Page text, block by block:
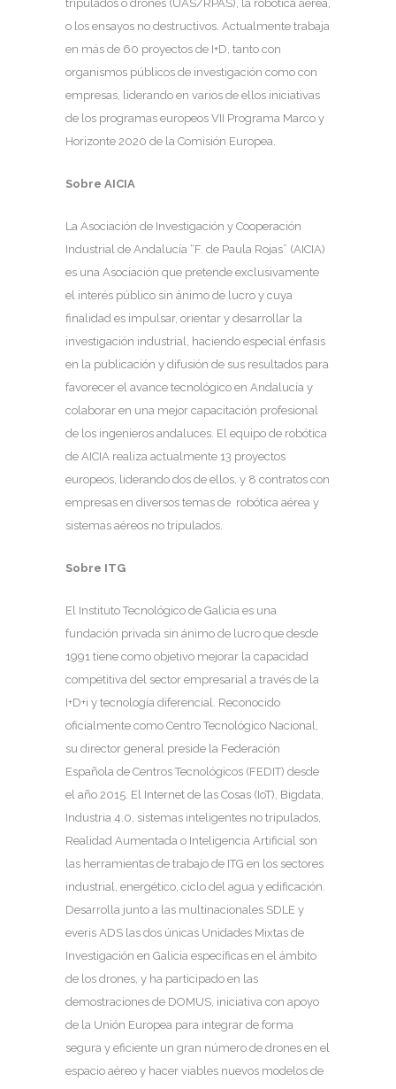
tripulados o drones (UAS/RPAS), la robótica aérea,
o los ensayos no destructivos. Actualmente trabaja
en más de 60 proyectos de I+D, tanto con
organismos públicos de investigación como con
empresas, liderando en varios de ellos iniciativas
de los programas europeos VII Programa Marco y
Horizonte 2020 de la Comisión Europea.
Sobre AICIA
La Asociación de Investigación y Cooperación
Industrial de Andalucía “F. de Paula Rojas” (AICIA)
es una Asociación que pretende exclusivamente
el interés público sin ánimo de lucro y cuya
finalidad es impulsar, orientar y desarrollar la
investigación industrial, haciendo especial énfasis
en la publicación y difusión de sus resultados para
favorecer el avance tecnológico en Andalucía y
colaborar en una mejor capacitación profesional
de los ingenieros andaluces. El equipo de robótica
de AICIA realiza actualmente 13 proyectos
europeos, liderando dos de ellos, y 8 contratos con
empresas en diversos temas de robótica aérea y
sistemas aéreos no tripulados.
Sobre ITG
El Instituto Tecnológico de Galicia es una
fundación privada sin ánimo de lucro que desde
1991 tiene como objetivo mejorar la capacidad
competitiva del sector empresarial a través de la
I+D+i y tecnología diferencial. Reconocido
oficialmente como Centro Tecnológico Nacional,
su director general preside la Federación
Española de Centros Tecnológicos (FEDIT) desde
el año 2015. El Internet de las Cosas (IoT), Bigdata,
Industria 4.0, sistemas inteligentes no tripulados,
Realidad Aumentada o Inteligencia Artificial son
las herramientas de trabajo de ITG en los sectores
industrial, energético, ciclo del agua y edificación.
Desarrolla junto a las multinacionales SDLE y
everis ADS las dos únicas Unidades Mixtas de
Investigación en Galicia específicas en el ámbito
de los drones, y ha participado en las
demostraciones de DOMUS, iniciativa con apoyo
de la Unión Europea para integrar de forma
segura y eficiente un gran número de drones en el
espacio aéreo y hacer viables nuevos modelos de